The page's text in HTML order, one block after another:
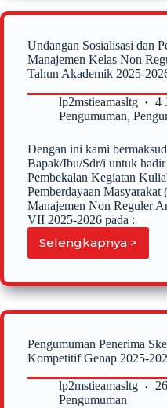
Kelas
Non
Reguler
Manajemen
Angkatan
tahun
akademik
2025-
2026
Undangan Sosialisasi dan
Manajemen Kelas Non
Tahun Akademik 2025-
lp2mstieamasltg
4
Pengumuman,
Dengan ini kami
Bapak/Ibu/Sdr/i untuk hadir
Pembekalan Kegiatan
Pemberdayaan
Manajemen Non Reguler
VII 2025-2026 pada :
Selengkapnya >
Undangan
Sosialisasi
dan
Pembekalan
KPPM
Manajemen
Kelas
Non
Reguler
Angkatan
Pengumuman Penerima
Kompetitif Genap 2025-
lp2mstieamasltg
Pengumuman